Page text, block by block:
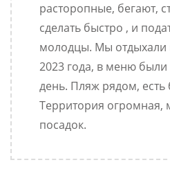
расторопные, бегают,
сделать быстро , и
молодцы. Мы отдыхали
2023 года, в меню
день. Пляж рядом,
Территория огромная,
посадок.